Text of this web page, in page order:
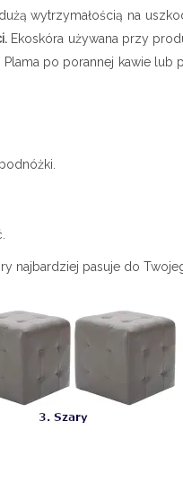
wytrzymałością na
Ekoskóra używana przy
po porannej kawie
najbardziej pasuje do